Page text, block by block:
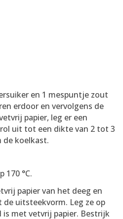
en 1 mespuntje zout
erdoor en vervolgens de
papier, leg er een
uit tot een dikte van 2 tot 3
de koelkast.
170 °C.
papier van het deeg en
uitsteekvorm. Leg ze op
is met vetvrij papier. Bestrijk